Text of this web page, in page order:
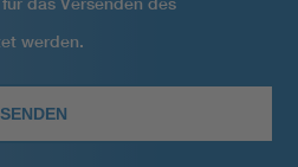
werden.